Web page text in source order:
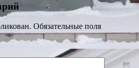
Обязательные поля